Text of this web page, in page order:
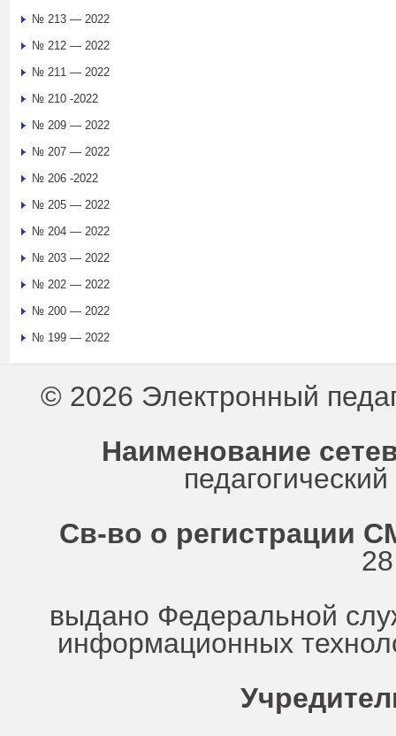
№ 213 — 2022
№ 212 — 2022
№ 211 — 2022
№ 210 -2022
№ 209 — 2022
№ 207 — 2022
№ 206 -2022
№ 205 — 2022
№ 204 — 2022
№ 203 — 2022
№ 202 — 2022
№ 200 — 2022
№ 199 — 2022
© 2026 Электронный
Наименование
Св-во о регистрации
выдано Федеральной
информационных